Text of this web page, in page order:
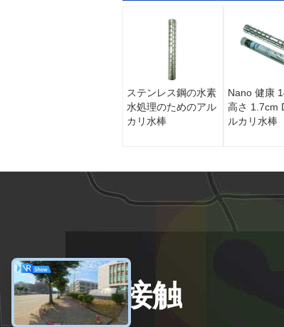
ステンレス鋼の水素
水処理のためのアル
カリ水棒
Nano 健康
高さ 1.7cm
ルカリ水棒
接触